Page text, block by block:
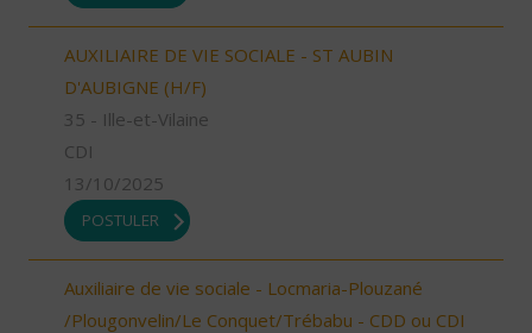
AUXILIAIRE DE VIE SOCIALE - ST AUBIN
D'AUBIGNE (H/F)
35 - Ille-et-Vilaine
CDI
13/10/2025
POSTULER
Auxiliaire de vie sociale - Locmaria-Plouzané
/Plougonvelin/Le Conquet/Trébabu - CDD ou CDI